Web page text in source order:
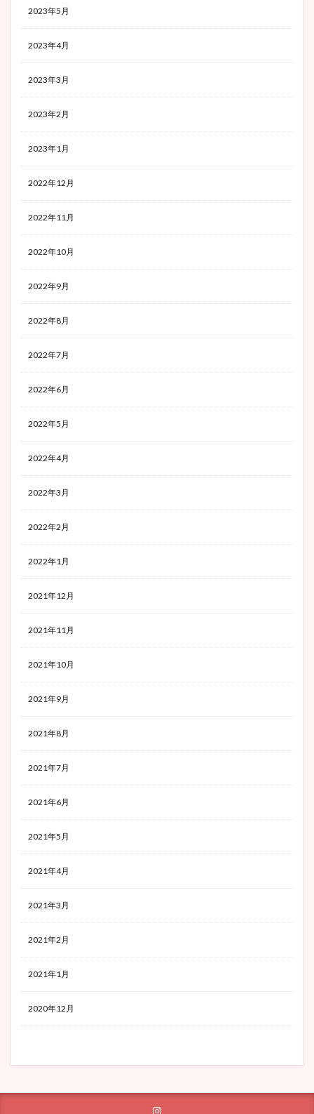
2023年5月
2023年4月
2023年3月
2023年2月
2023年1月
2022年12月
2022年11月
2022年10月
2022年9月
2022年8月
2022年7月
2022年6月
2022年5月
2022年4月
2022年3月
2022年2月
2022年1月
2021年12月
2021年11月
2021年10月
2021年9月
2021年8月
2021年7月
2021年6月
2021年5月
2021年4月
2021年3月
2021年2月
2021年1月
2020年12月